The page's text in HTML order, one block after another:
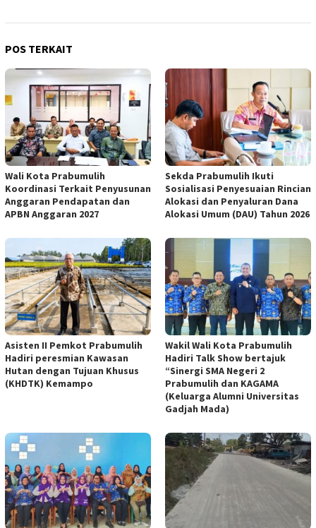
POS TERKAIT
Wali Kota Prabumulih
Koordinasi Terkait Penyusunan
Anggaran Pendapatan dan
APBN Anggaran 2027
Sekda Prabumulih Ikuti
Sosialisasi Penyesuaian Rincian
Alokasi dan Penyaluran Dana
Alokasi Umum (DAU) Tahun 2026
Asisten II Pemkot Prabumulih
Hadiri peresmian Kawasan
Hutan dengan Tujuan Khusus
(KHDTK) Kemampo
Wakil Wali Kota Prabumulih
Hadiri Talk Show bertajuk
“Sinergi SMA Negeri 2
Prabumulih dan KAGAMA
(Keluarga Alumni Universitas
Gadjah Mada)